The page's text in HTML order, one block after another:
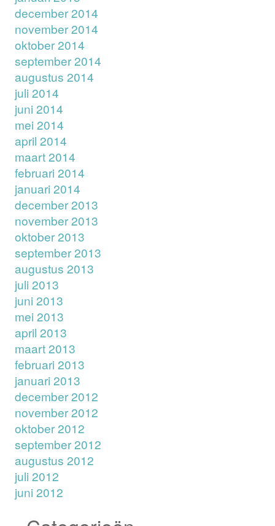
december 2014
november 2014
oktober 2014
september 2014
augustus 2014
juli 2014
juni 2014
mei 2014
april 2014
maart 2014
februari 2014
januari 2014
december 2013
november 2013
oktober 2013
september 2013
augustus 2013
juli 2013
juni 2013
mei 2013
april 2013
maart 2013
februari 2013
januari 2013
december 2012
november 2012
oktober 2012
september 2012
augustus 2012
juli 2012
juni 2012